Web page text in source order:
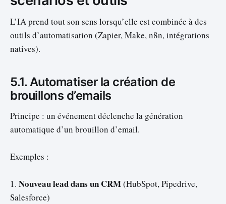
L’IA prend tout son sens lorsqu’elle est combinée à des
outils d’automatisation (Zapier, Make, n8n, intégrations
natives).
5.1. Automatiser la création de
brouillons d’emails
Principe : un événement déclenche la génération
automatique d’un brouillon d’email.
Exemples :
1. Nouveau lead dans un CRM(HubSpot, Pipedrive,
Salesforce)